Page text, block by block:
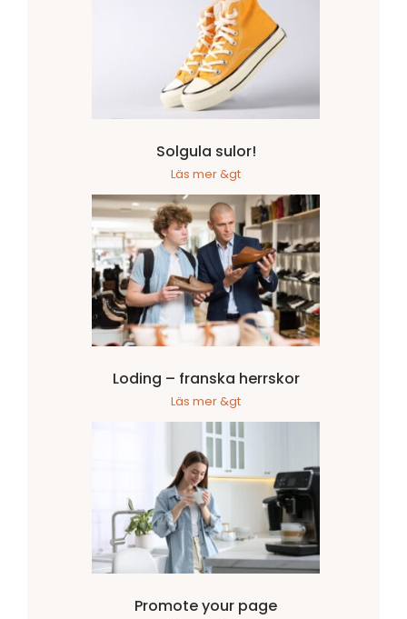
Solgula sulor!
Läs mer &gt
Loding – franska herrskor
Läs mer &gt
Promote your page